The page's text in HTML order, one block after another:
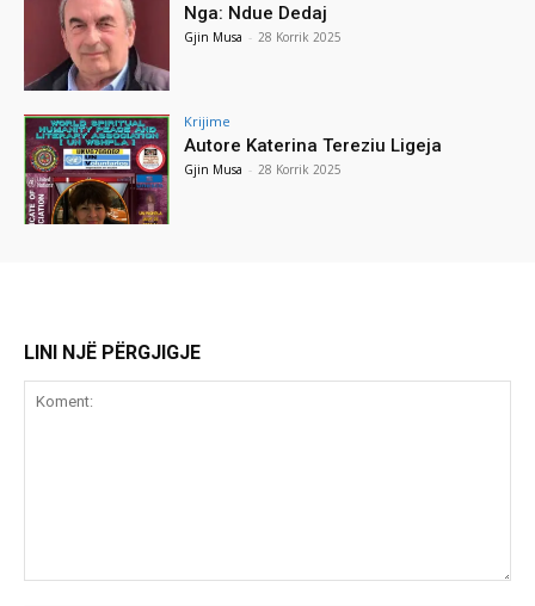
Nga: Ndue Dedaj
Gjin Musa - 28 Korrik 2025
Krijime
Autore Katerina Tereziu Ligeja
Gjin Musa - 28 Korrik 2025
LINI NJË PËRGJIGJE